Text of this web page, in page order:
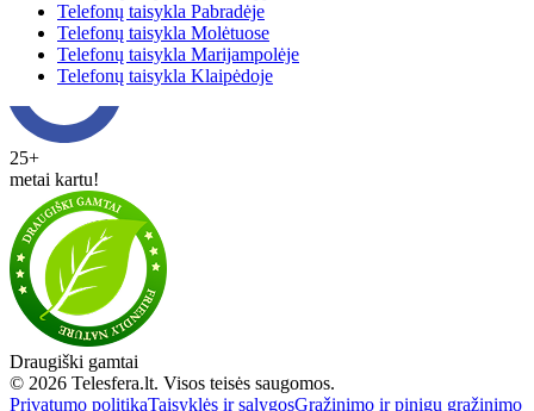
Telefonų taisykla Pabradėje
Telefonų taisykla Molėtuose
Telefonų taisykla Marijampolėje
Telefonų taisykla Klaipėdoje
25+
metai kartu!
Draugiški gamtai
© 2026 Telesfera.lt. Visos teisės saugomos.
Privatumo politikaTaisyklės ir sąlygosGrąžinimo ir pinigų grąžinimo